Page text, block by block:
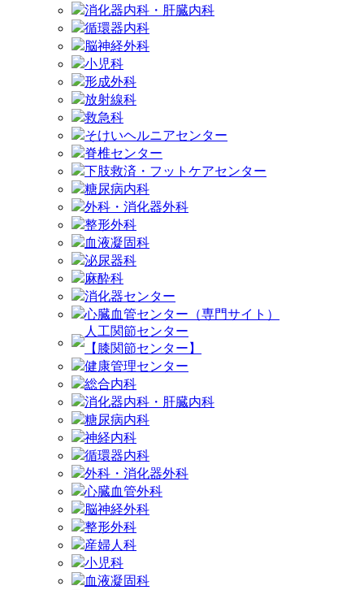
消化器内科・肝臓内科
循環器内科
脳神経外科
小児科
形成外科
放射線科
救急科
そけいヘルニアセンター
脊椎センター
下肢救済・フットケアセンター
糖尿病内科
外科・消化器外科
整形外科
血液凝固科
泌尿器科
麻酔科
消化器センター
心臓血管センター（専門サイト）
人工関節センター
【膝関節センター】
健康管理センター
総合内科
消化器内科・肝臓内科
糖尿病内科
神経内科
循環器内科
外科・消化器外科
心臓血管外科
脳神経外科
整形外科
産婦人科
小児科
血液凝固科